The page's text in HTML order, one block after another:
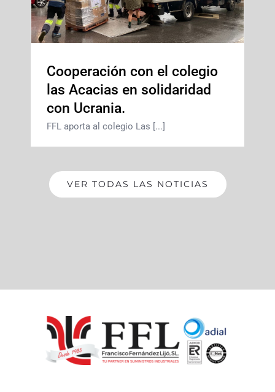
Cooperación con el colegio
las Acacias en solidaridad
con Ucrania.
FFL aporta al colegio Las [...]
VER TODAS LAS NOTICIAS